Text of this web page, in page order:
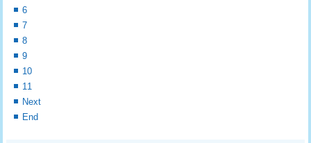
6
7
8
9
10
11
Next
End